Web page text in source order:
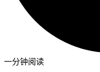
一分钟阅读